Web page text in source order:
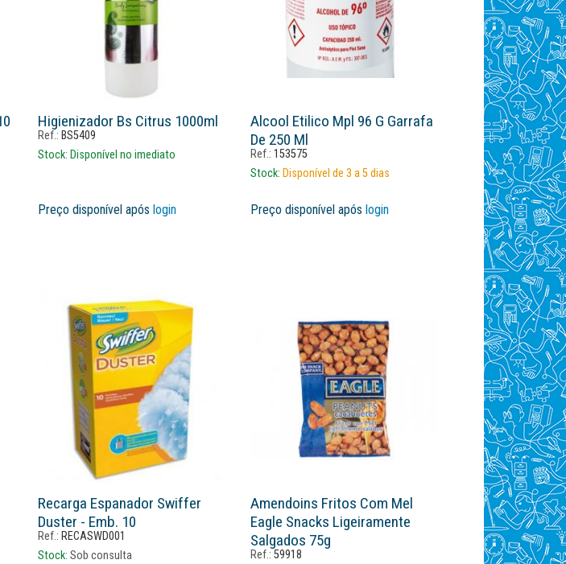
Higienizador Bs Citrus 1000ml
Ref.: BS5409
Stock: Disponível no imediato
Preço disponível após login
Alcool Etilico Mpl 96 G Garrafa
De 250 Ml
Ref.: 153575
Stock: Disponível de 3 a 5 dias
Preço disponível após login
Recarga Espanador Swiffer
Duster - Emb. 10
Ref.: RECASWD001
Stock: Sob consulta
Amendoins Fritos Com Mel
Eagle Snacks Ligeiramente
Salgados 75g
Ref.: 59918